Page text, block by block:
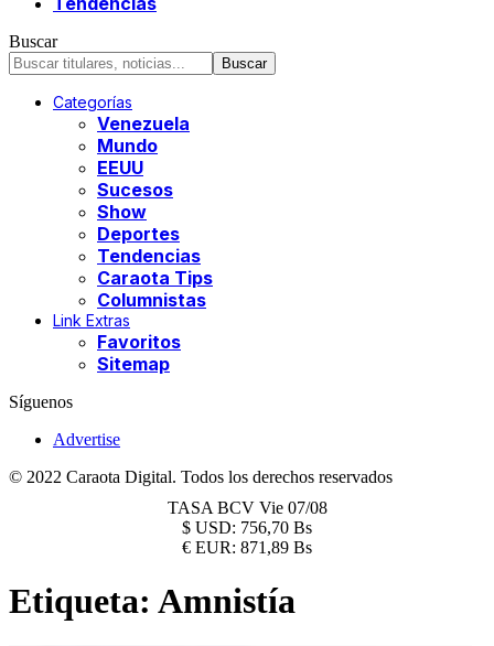
Buscar
Categorías
Venezuela
Mundo
EEUU
Sucesos
Show
Deportes
Tendencias
Caraota Tips
Columnistas
Link Extras
Favoritos
Sitemap
Síguenos
Advertise
© 2022 Caraota Digital. Todos los derechos reservados
TASA BCV Vie 07/08
$ USD: 756,70 Bs
€ EUR: 871,89 Bs
Etiqueta: Amnistía